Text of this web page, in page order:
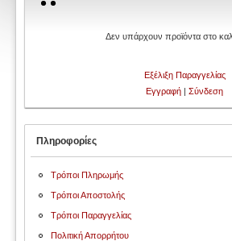
Δεν υπάρχουν προϊόντα στο
Εξέλιξη Παραγγελίας
Εγγραφή | Σύνδεση
Πληροφορίες
Τρόποι Πληρωμής
Τρόποι Αποστολής
Τρόποι Παραγγελίας
Πολιτική Απορρήτου